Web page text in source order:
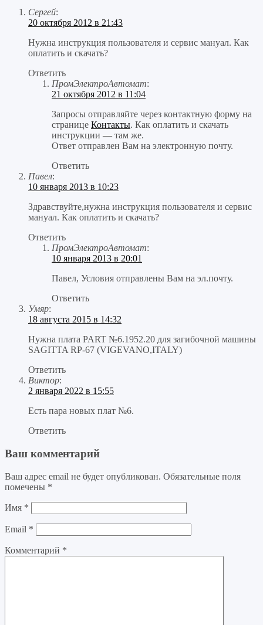
Сергей:
20 октября 2012 в 21:43
Нужна инструкция пользователя и сервис мануал. Как
оплатить и скачать?
Ответить
ПромЭлектроАвтомат:
21 октября 2012 в 11:04
Запросы отправляйте через контактную форму на
странице Контакты. Как оплатить и скачать
инструкции — там же.
Ответ отправлен Вам на электронную почту.
Ответить
Павел:
10 января 2013 в 10:23
Здравствуйте,нужна инструкция пользователя и сервис
мануал. Как оплатить и скачать?
Ответить
ПромЭлектроАвтомат:
10 января 2013 в 20:01
Павел, Условия отправлены Вам на эл.почту.
Ответить
Умяр:
18 августа 2015 в 14:32
Нужна плата PART №6.1952.20 для загибочной машины
SAGITTA RP-67 (VIGEVANO,ITALY)
Ответить
Виктор:
2 января 2022 в 15:55
Есть пара новых плат №6.
Ответить
Ваш комментарий
Ваш адрес email не будет опубликован. Обязательные поля
помечены *
Имя *
Email *
Комментарий *